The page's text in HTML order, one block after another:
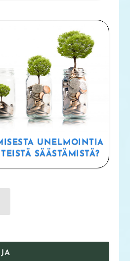
UNELMOINTIA
SÄÄSTÄMISTÄ?